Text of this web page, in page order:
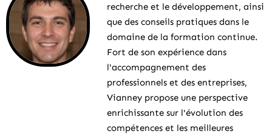
recherche et le développement, ainsi
que des conseils pratiques dans le
domaine de la formation continue.
Fort de son expérience dans
l'accompagnement des
professionnels et des entreprises,
Vianney propose une perspective
enrichissante sur l'évolution des
compétences et les meilleures